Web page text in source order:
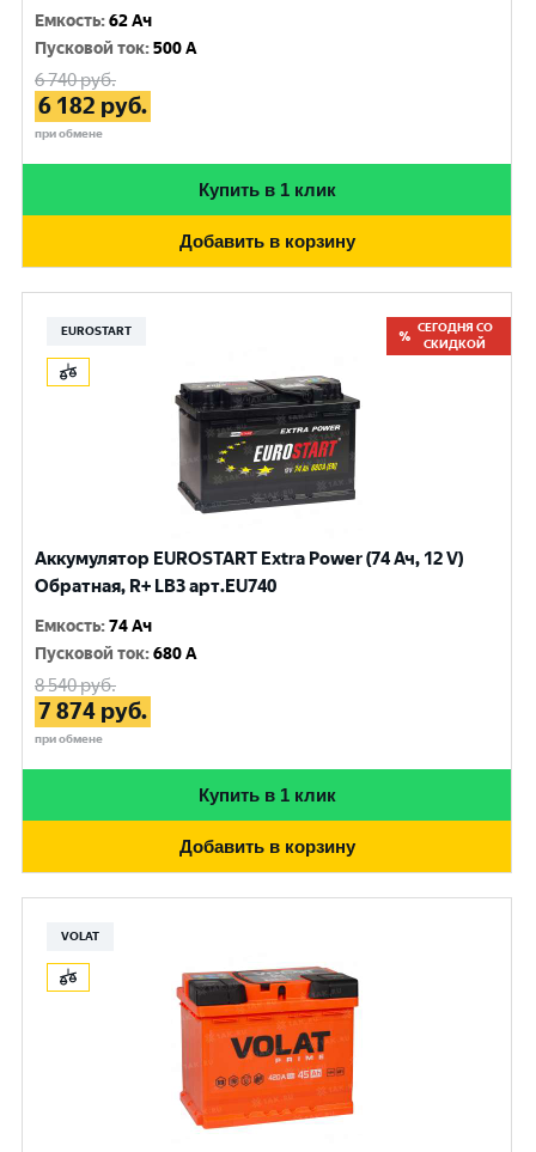
Емкость:62 Ач
Пусковой ток:500 A
6 740руб.
6 182 руб.
при обмене
Купить в 1 клик
Добавить в корзину
EUROSTART
СЕГОДНЯ СО
СКИДКОЙ
Аккумулятор EUROSTART Extra Power (74 Ач, 12 V)
Обратная, R+ LB3 арт.EU740
Емкость:74 Ач
Пусковой ток:680 A
8 540руб.
7 874 руб.
при обмене
Купить в 1 клик
Добавить в корзину
VOLAT